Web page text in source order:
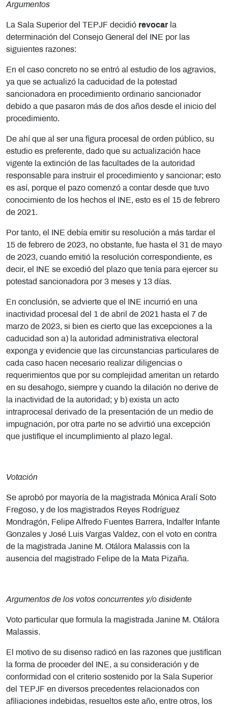
Argumentos
La Sala Superior del TEPJF decidió revocar la
determinación del Consejo General del INE por las
siguientes razones:
En el caso concreto no se entró al estudio de los agravios,
ya que se actualizó la caducidad de la potestad
sancionadora en procedimiento ordinario sancionador
debido a que pasaron más de dos años desde el inicio del
procedimiento.
De ahí que al ser una figura procesal de orden público, su
estudio es preferente, dado que su actualización hace
vigente la extinción de las facultades de la autoridad
responsable para instruir el procedimiento y sancionar; esto
es así, porque el pazo comenzó a contar desde que tuvo
conocimiento de los hechos el INE, esto es el 15 de febrero
de 2021.
Por tanto, el INE debía emitir su resolución a más tardar el
15 de febrero de 2023, no obstante, fue hasta el 31 de mayo
de 2023, cuando emitió la resolución correspondiente, es
decir, el INE se excedió del plazo que tenía para ejercer su
potestad sancionadora por 3 meses y 13 días.
En conclusión, se advierte que el INE incurrió en una
inactividad procesal del 1 de abril de 2021 hasta el 7 de
marzo de 2023, si bien es cierto que las excepciones a la
caducidad son a) la autoridad administrativa electoral
exponga y evidencie que las circunstancias particulares de
cada caso hacen necesario realizar diligencias o
requerimientos que por su complejidad ameritan un retardo
en su desahogo, siempre y cuando la dilación no derive de
la inactividad de la autoridad; y b) exista un acto
intraprocesal derivado de la presentación de un medio de
impugnación, por otra parte no se advirtió una excepción
que justifique el incumplimiento al plazo legal.
Votación
Se aprobó por mayoría de la magistrada Mónica Aralí Soto
Fregoso, y de los magistrados Reyes Rodríguez
Mondragón, Felipe Alfredo Fuentes Barrera, Indalfer Infante
Gonzales y José Luis Vargas Valdez, con el voto en contra
de la magistrada Janine M. Otálora Malassis con la
ausencia del magistrado Felipe de la Mata Pizaña.
Argumentos de los votos concurrentes y/o disidente
Voto particular que formula la magistrada Janine M. Otálora
Malassis.
El motivo de su disenso radicó en las razones que justifican
la forma de proceder del INE, a su consideración y de
conformidad con el criterio sostenido por la Sala Superior
del TEPJF en diversos precedentes relacionados con
afiliaciones indebidas, resueltos este año, entre otros, los